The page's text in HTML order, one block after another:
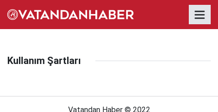
Kullanım Şartları
Vatandan Haber © 2022